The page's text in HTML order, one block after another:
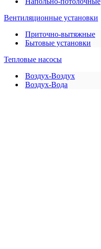
Вентиляционные установки
Приточно-вытяжные
Бытовые установки
Тепловые насосы
Воздух-Воздух
Воздух-Вода